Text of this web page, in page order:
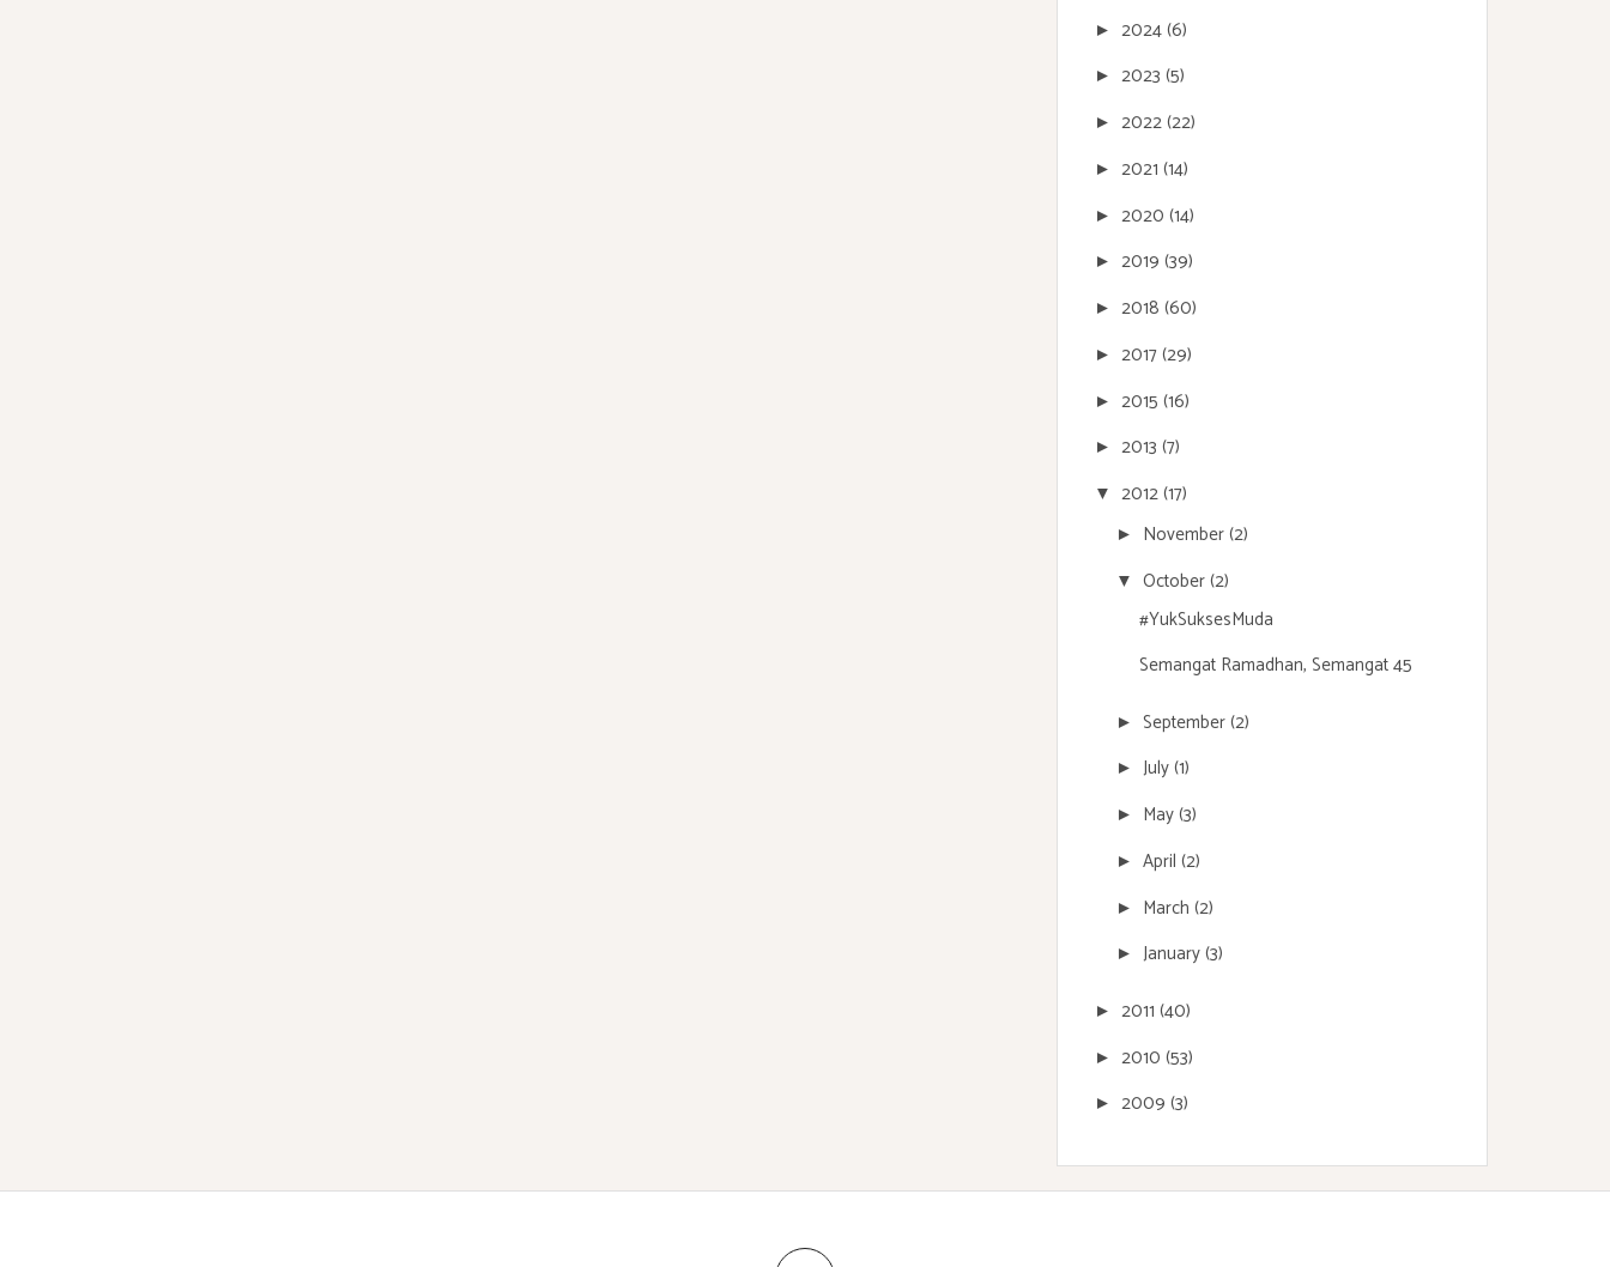
► 2024(6)
► 2023 (5)
► 2022(22)
► 2021 (14)
► 2020 (14)
► 2019 (39)
► 2018 (60)
► 2017(29)
► 2015 (16)
► 2013 (7)
▼ 2012(17)
► November(2)
▼ October(2)
#YukSuksesMuda
Semangat Ramadhan, Semangat 45
► September(2)
► July(1)
► May(3)
► April (2)
► March (2)
► January(3)
► 2011 (40)
► 2010 (53)
► 2009 (3)